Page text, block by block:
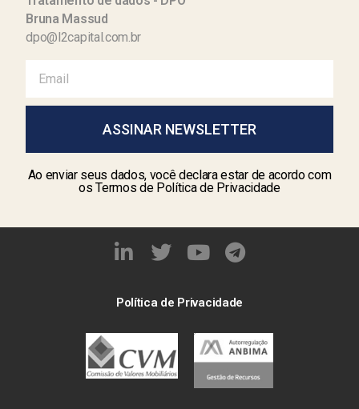
Bruna Massud
dpo@l2capital.com.br
ASSINAR NEWSLETTER
Ao enviar seus dados, você declara estar de acordo com
os Termos de Política de Privacidade
Política de Privacidade